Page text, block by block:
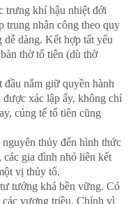
trưng khí hậu nhiệt đới
trung nhân công theo quy
dàng. Kết hợp tất yếu
thờ tổ tiên (dù thờ
nắm giữ quyền hành
xác lập ấy, không chỉ
cúng tế tổ tiên cũng
thủy đến hình thức
các gia đình nhỏ liên kết
vị thủy tổ.
tưởng khá bền vững. Có
các vương triều. Chính vì